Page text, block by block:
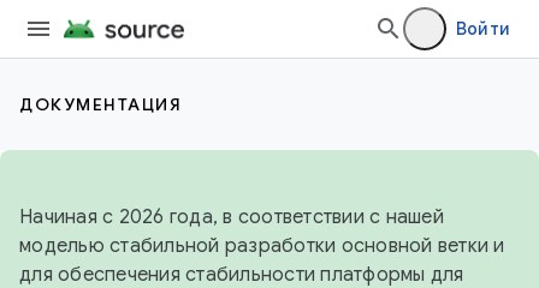
Войти
ДОКУМЕНТАЦИЯ
Начиная с 2026 года, в соответствии с нашей
моделью стабильной разработки основной ветки и
для обеспечения стабильности платформы для